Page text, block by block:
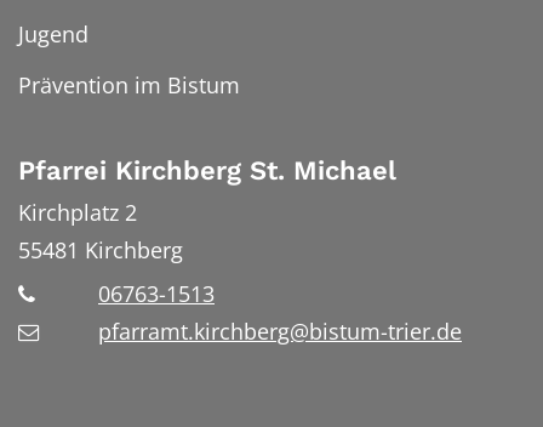
Jugend
Prävention im Bistum
Pfarrei Kirchberg St. Michael
Kirchplatz 2
55481 Kirchberg
06763-1513
pfarramt.kirchberg@bistum-trier.de